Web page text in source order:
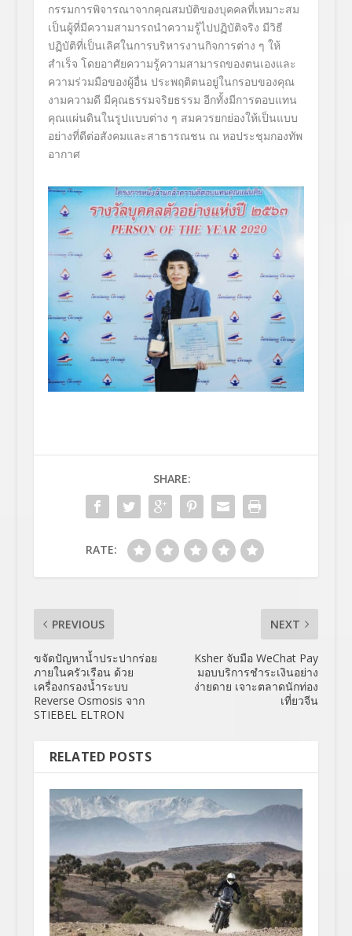
กรรมการพิจารณาจากคุณสมบัติของบุคคลที่เหมาะสม
เป็นผู้ที่มีความสามารถนำความรู้ไปปฏิบัติจริง มีวิธี
ปฏิบัติที่เป็นเลิศในการบริหารงานกิจการต่าง ๆ ให้
สำเร็จ โดยอาศัยความรู้ความสามารถของตนเองและ
ความร่วมมือของผู้อื่น ประพฤติตนอยู่ในกรอบของคุณ
งามความดี มีคุณธรรมจริยธรรม อีกทั้งมีการตอบแทน
คุณแผ่นดินในรูปแบบต่าง ๆ สมควรยกย่องให้เป็นแบบ
อย่างที่ดีต่อสังคมและสาธารณชน ณ หอประชุมกองทัพ
อากาศ
SHARE:
RATE:
PREVIOUS
ขจัดปัญหาน้ำประปากร่อย
ภายในครัวเรือน ด้วย
เครื่องกรองน้ำระบบ
Reverse Osmosis จาก
STIEBEL ELTRON
NEXT
Ksher จับมือ WeChat Pay
มอบบริการชำระเงินอย่าง
ง่ายดาย เจาะตลาดนักท่อง
เที่ยวจีน
RELATED POSTS